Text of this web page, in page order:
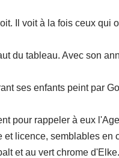
Il voit à la fois ceux qui
du tableau. Avec son
ses enfants peint par
pour rappeler à eux
et licence, semblables en
et au vert chrome d'Elke.